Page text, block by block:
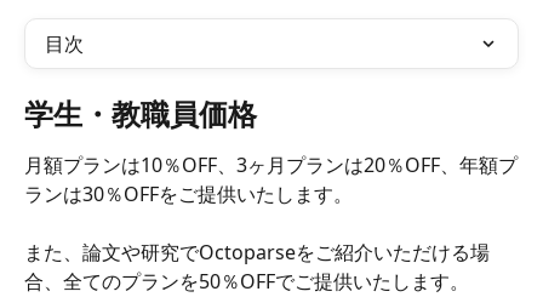
目次
学生・教職員価格
月額プランは10％OFF、3ヶ月プランは20％OFF、年額プ
ランは30％OFFをご提供いたします。
また、論文や研究でOctoparseをご紹介いただける場
合、全てのプランを50％OFFでご提供いたします。